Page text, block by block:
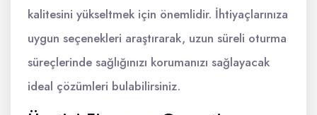
kalitesini yükseltmek için önemlidir. İhtiyaçlarınıza
uygun seçenekleri araştırarak, uzun süreli oturma
süreçlerinde sağlığınızı korumanızı sağlayacak
ideal çözümleri bulabilirsiniz.